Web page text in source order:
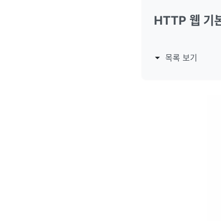
HTTP 웹 기
목록 보기